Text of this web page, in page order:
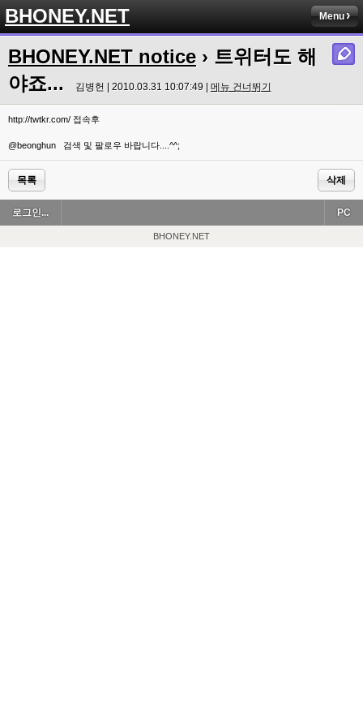
BHONEY.NET Menu
BHONEY.NET notice › 트위터도 해
야죠...
김병헌 | 2010.03.31 10:07:49 | 메뉴 건너뛰기
http://twtkr.com/ 접속후
@beonghun 검색 및 팔로우 바랍니다....^^;
목록 삭제
로그인... PC
BHONEY.NET